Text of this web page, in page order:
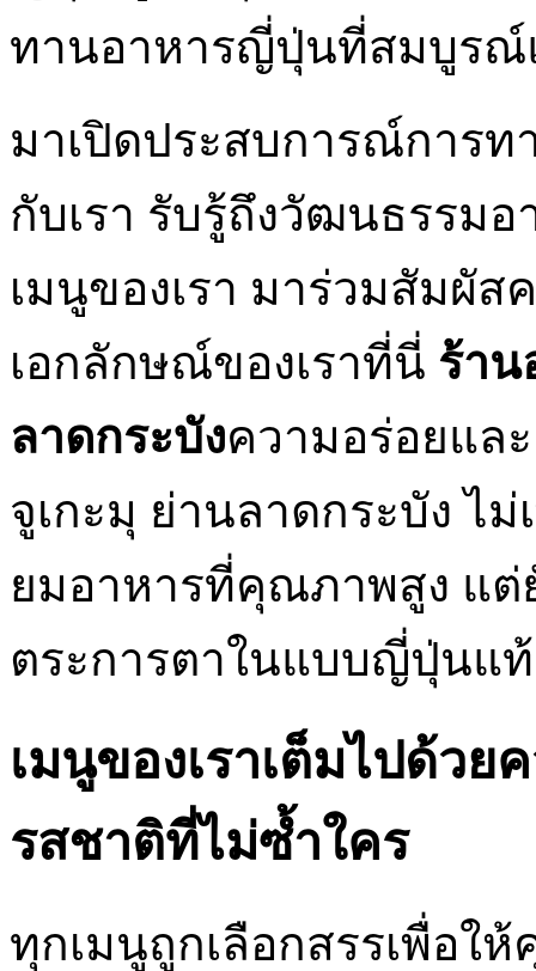
ทานอาหารญี่ปุ่นที่สมบูร
มาเปิดประสบการณ์การ
กับเรา รับรู้ถึงวัฒนธรรม
เมนูของเรา มาร่วมสัมผั
เอกลักษณ์ของเราที่นี่ ร้าน
ลาดกระบังความอร่อยแล
จูเกะมุ ย่านลาดกระบัง ไม่
ยมอาหารที่คุณภาพสูง แต่
ตระการตาในแบบญี่ปุ่นแท้
เมนูของเราเต็มไปด้ว
รสชาติที่ไม่ซ้ำใคร
ทุกเมนูถูกเลือกสรรเพื่อใ